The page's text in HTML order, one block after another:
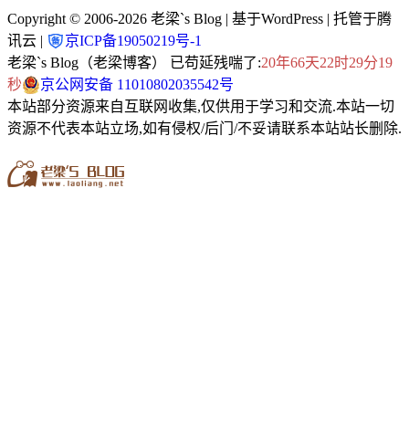
Copyright © 2006-2026 老梁`s Blog | 基于WordPress | 托管于腾
讯云 |
京ICP备19050219号-1
老梁`s Blog（老梁博客） 已苟延残喘了:20年66天22时29分21
秒
京公网安备 11010802035542号
本站部分资源来自互联网收集,仅供用于学习和交流.本站一切
资源不代表本站立场,如有侵权/后门/不妥请联系本站站长删除.